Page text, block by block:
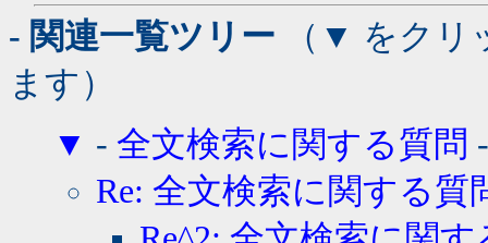
- 関連一覧ツリー （▼ をクリ
ます）
▼ - 全文検索に関する質問
Re: 全文検索に関する質